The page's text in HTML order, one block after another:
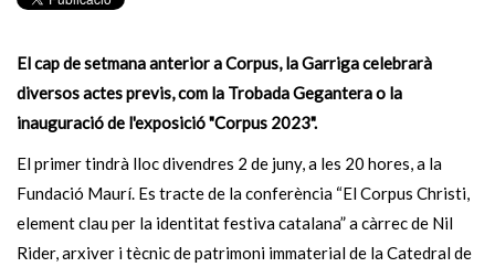
El cap de setmana anterior a Corpus, la Garriga celebrarà
diversos actes previs, com la Trobada Gegantera o la
inauguració de l'exposició "Corpus 2023".
El primer tindrà lloc divendres 2 de juny, a les 20 hores, a la
Fundació Maurí. Es tracte de la conferència “El Corpus Christi,
element clau per la identitat festiva catalana” a càrrec de Nil
Rider, arxiver i tècnic de patrimoni immaterial de la Catedral de